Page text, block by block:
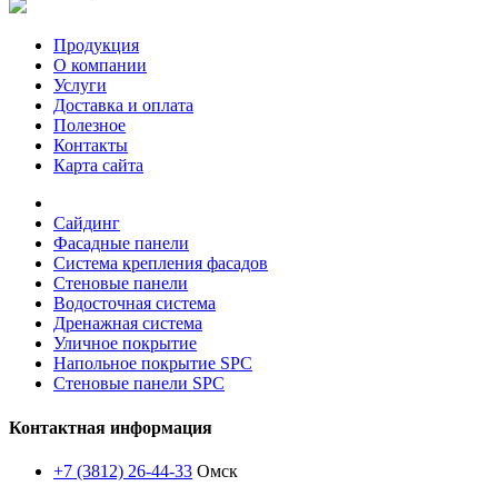
Продукция
О компании
Услуги
Доставка и оплата
Полезное
Контакты
Карта сайта
Сайдинг
Фасадные панели
Система крепления фасадов
Стеновые панели
Водосточная система
Дренажная система
Уличное покрытие
Напольное покрытие SPC
Стеновые панели SPC
Контактная информация
+7 (3812) 26-44-33 Омск